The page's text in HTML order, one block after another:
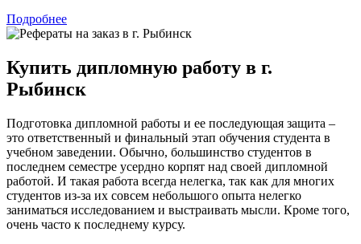
Подробнее
Купить дипломную работу в г.
Рыбинск
Подготовка дипломной работы и ее последующая защита –
это ответственный и финальный этап обучения студента в
учебном заведении. Обычно, большинство студентов в
последнем семестре усердно корпят над своей дипломной
работой. И такая работа всегда нелегка, так как для многих
студентов из-за их совсем небольшого опыта нелегко
заниматься исследованием и выстраивать мысли. Кроме того,
очень часто к последнему курсу.